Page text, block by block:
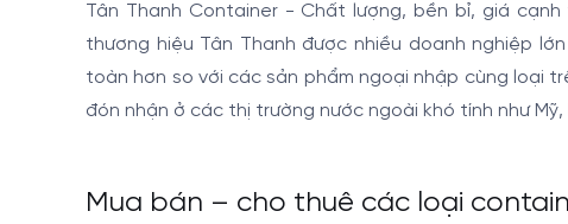
Tân Thanh Container - Chất lượng, bền bỉ, giá
thương hiệu Tân Thanh được nhiều doanh nghiệp
toàn hơn so với các sản phẩm ngoại nhập cùng loại
đón nhận ở các thị trường nước ngoài khó tính như
Mua bán – cho thuê các loại